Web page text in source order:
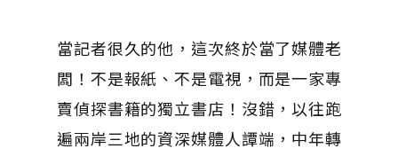
當記者很久的他，這次終於當了媒體老
闆！不是報紙、不是電視，而是一家專
賣偵探書籍的獨立書店！沒錯，以往跑
遍兩岸三地的資深媒體人譚端，中年轉